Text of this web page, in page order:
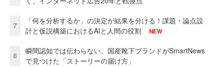
7
「何を分析するか」の決定が結果を分ける！課題・論点設
計と仮説構築におけるAIと人間の役割
NEW
8
瞬間認知では伝わらない。国産靴下ブランドがSmartNews
で見つけた「ストーリーの届け方」